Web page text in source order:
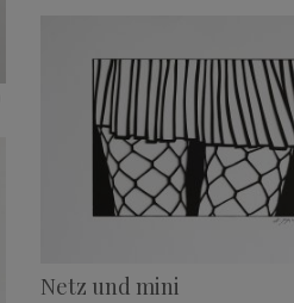
Netz und mini